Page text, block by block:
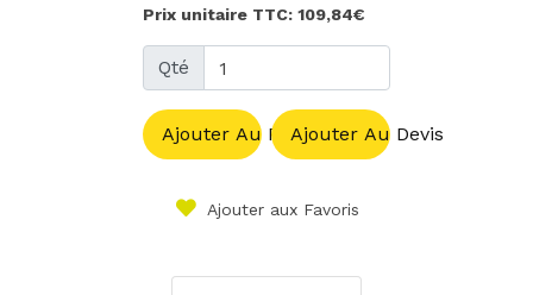
Prix unitaire TTC: 109,84€
Qté
Ajouter Au PanierAjouter Au Devis
Ajouter aux Favoris